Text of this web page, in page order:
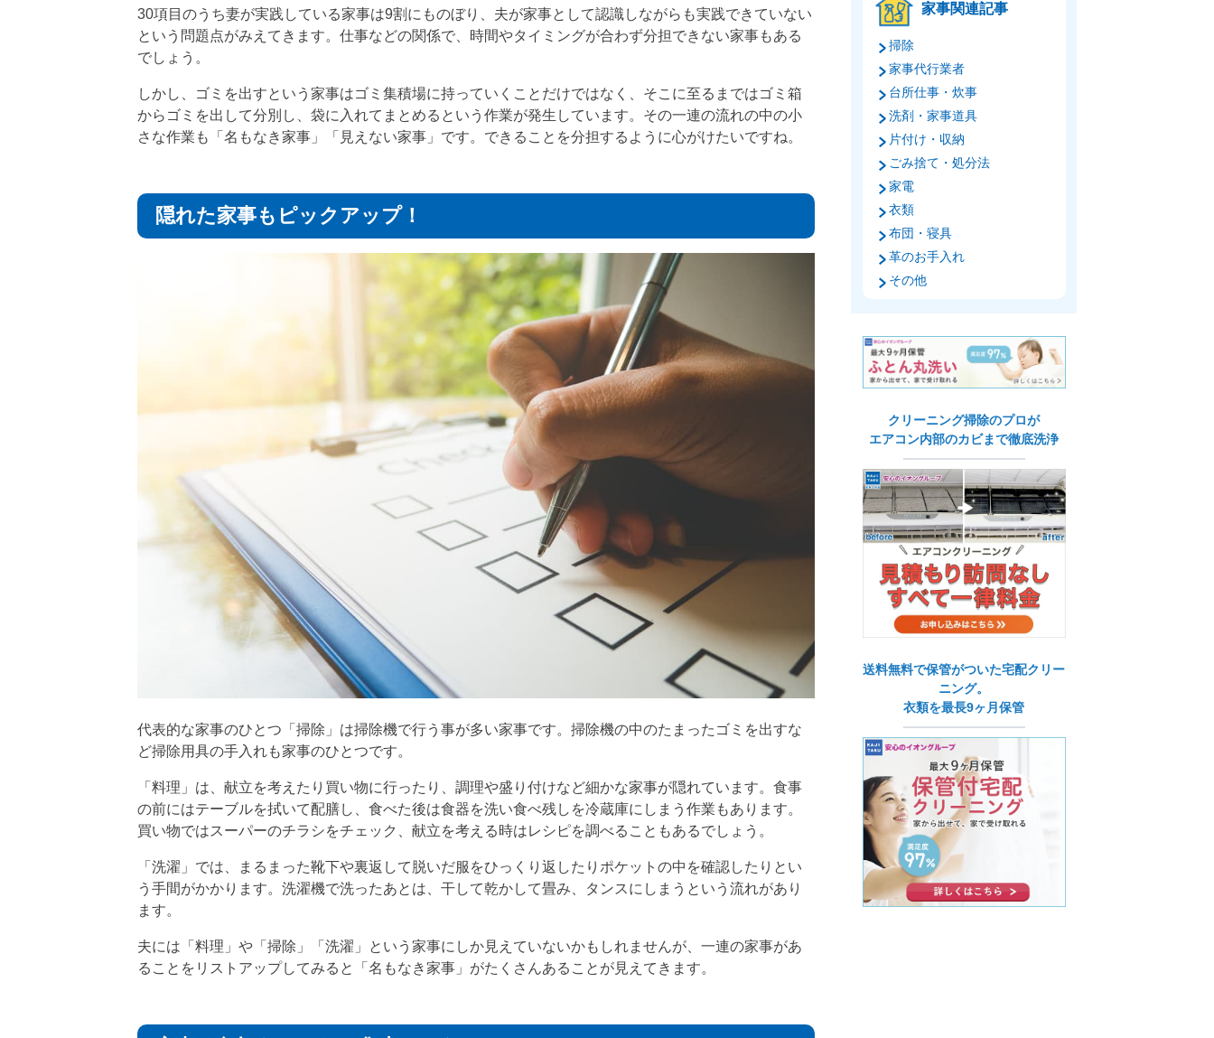
30項目のうち妻が実践している家事は9割にものぼり、夫が家事として認識しながらも実践できていない
という問題点がみえてきます。仕事などの関係で、時間やタイミングが合わず分担できない家事もある
でしょう。
しかし、ゴミを出すという家事はゴミ集積場に持っていくことだけではなく、そこに至るまではゴミ箱
からゴミを出して分別し、袋に入れてまとめるという作業が発生しています。その一連の流れの中の小
さな作業も「名もなき家事」「見えない家事」です。できることを分担するように心がけたいですね。
隠れた家事もピックアップ！
代表的な家事のひとつ「掃除」は掃除機で行う事が多い家事です。掃除機の中のたまったゴミを出すな
ど掃除用具の手入れも家事のひとつです。
「料理」は、献立を考えたり買い物に行ったり、調理や盛り付けなど細かな家事が隠れています。食事
の前にはテーブルを拭いて配膳し、食べた後は食器を洗い食べ残しを冷蔵庫にしまう作業もあります。
買い物ではスーパーのチラシをチェック、献立を考える時はレシピを調べることもあるでしょう。
「洗濯」では、まるまった靴下や裏返して脱いだ服をひっくり返したりポケットの中を確認したりとい
う手間がかかります。洗濯機で洗ったあとは、干して乾かして畳み、タンスにしまうという流れがあり
ます。
夫には「料理」や「掃除」「洗濯」という家事にしか見えていないかもしれませんが、一連の家事があ
ることをリストアップしてみると「名もなき家事」がたくさんあることが見えてきます。
家事関連記事
掃除
家事代行業者
台所仕事・炊事
洗剤・家事道具
片付け・収納
ごみ捨て・処分法
家電
衣類
布団・寝具
革のお手入れ
その他
クリーニング掃除のプロが
エアコン内部のカビまで徹底洗浄
送料無料で保管がついた宅配クリー
ニング。
衣類を最長9ヶ月保管